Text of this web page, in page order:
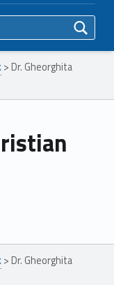
> Dr. Gheorghita
> Dr. Gheorghita